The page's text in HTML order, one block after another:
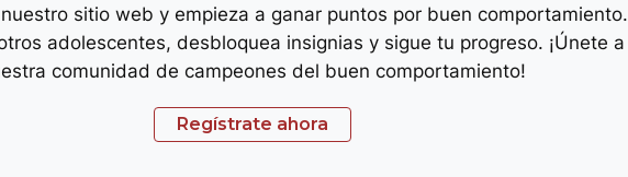
sitio web y empieza a ganar puntos por buen comportamiento.
adolescentes, desbloquea insignias y sigue tu progreso. ¡Únete a
comunidad de campeones del buen comportamiento!
Regístrate ahora